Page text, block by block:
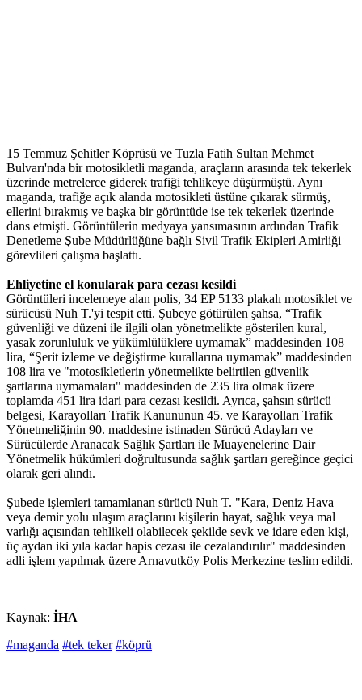
15 Temmuz Şehitler Köprüsü ve Tuzla Fatih Sultan Mehmet
Bulvarı'nda bir motosikletli maganda, araçların arasında tek tekerlek
üzerinde metrelerce giderek trafiği tehlikeye düşürmüştü. Aynı
maganda, trafiğe açık alanda motosikleti üstüne çıkarak sürmüş,
ellerini bırakmış ve başka bir görüntüde ise tek tekerlek üzerinde
dans etmişti. Görüntülerin medyaya yansımasının ardından Trafik
Denetleme Şube Müdürlüğüne bağlı Sivil Trafik Ekipleri Amirliği
görevlileri çalışma başlattı.
Ehliyetine el konularak para cezası kesildi
Görüntüleri incelemeye alan polis, 34 EP 5133 plakalı motosiklet ve
sürücüsü Nuh T.'yi tespit etti. Şubeye götürülen şahsa, “Trafik
güvenliği ve düzeni ile ilgili olan yönetmelikte gösterilen kural,
yasak zorunluluk ve yükümlülüklere uymamak” maddesinden 108
lira, “Şerit izleme ve değiştirme kurallarına uymamak” maddesinden
108 lira ve "motosikletlerin yönetmelikte belirtilen güvenlik
şartlarına uymamaları" maddesinden de 235 lira olmak üzere
toplamda 451 lira idari para cezası kesildi. Ayrıca, şahsın sürücü
belgesi, Karayolları Trafik Kanununun 45. ve Karayolları Trafik
Yönetmeliğinin 90. maddesine istinaden Sürücü Adayları ve
Sürücülerde Aranacak Sağlık Şartları ile Muayenelerine Dair
Yönetmelik hükümleri doğrultusunda sağlık şartları gereğince geçici
olarak geri alındı.
Şubede işlemleri tamamlanan sürücü Nuh T. "Kara, Deniz Hava
veya demir yolu ulaşım araçlarını kişilerin hayat, sağlık veya mal
varlığı açısından tehlikeli olabilecek şekilde sevk ve idare eden kişi,
üç aydan iki yıla kadar hapis cezası ile cezalandırılır" maddesinden
adli işlem yapılmak üzere Arnavutköy Polis Merkezine teslim edildi.
Kaynak: İHA
#maganda #tek teker #köprü